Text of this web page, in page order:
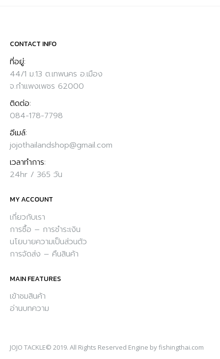
CONTACT INFO
ที่อยู่:
44/1 ม.13 ต.เทพนคร อ.เมือง
จ.กำแพงเพชร 62000
ติดต่อ:
084-178-7798
อีเมล์:
jojothailandshop@gmail.com
เวลาทำการ:
24hr / 365 วัน
MY ACCOUNT
เกี่ยวกับเรา
การซื้อ – การชำระเงิน
นโยบายความเป็นส่วนตัว
การจัดส่ง – คืนสินค้า
MAIN FEATURES
เข้าชมสินค้า
อ่านบทความ
JOJO TACKLE© 2019. All Rights Reserved Engine byfishingthai.com